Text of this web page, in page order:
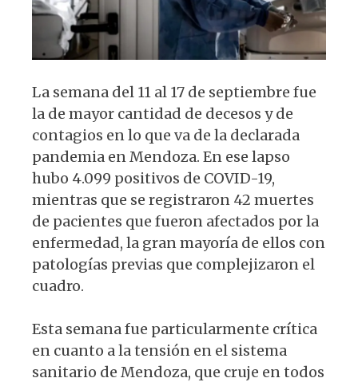
La semana del 11 al 17 de septiembre fue
la de mayor cantidad de decesos y de
contagios en lo que va de la declarada
pandemia en Mendoza. En ese lapso
hubo 4.099 positivos de COVID-19,
mientras que se registraron 42 muertes
de pacientes que fueron afectados por la
enfermedad, la gran mayoría de ellos con
patologías previas que complejizaron el
cuadro.
Esta semana fue particularmente crítica
en cuanto a la tensión en el sistema
sanitario de Mendoza, que cruje en todos